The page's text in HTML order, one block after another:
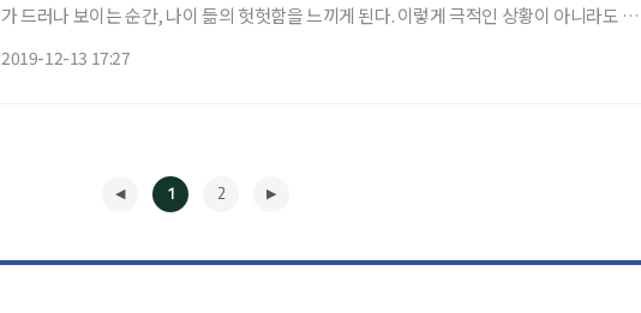
가 드러나 보이는 순간, 나이 듦의 헛헛함을 느끼게 된다. 이렇게 극적인 상황이 아니라도 누
2019-12-13 17:27
1 2